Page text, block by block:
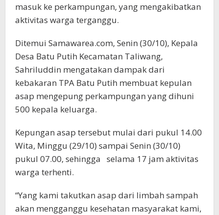
masuk ke perkampungan, yang mengakibatkan
aktivitas warga terganggu.
Ditemui Samawarea.com, Senin (30/10), Kepala
Desa Batu Putih Kecamatan Taliwang,
Sahriluddin mengatakan dampak dari
kebakaran TPA Batu Putih membuat kepulan
asap mengepung perkampungan yang dihuni
500 kepala keluarga.
Kepungan asap tersebut mulai dari pukul 14.00
Wita, Minggu (29/10) sampai Senin (30/10)
pukul 07.00, sehingga selama 17 jam aktivitas
warga terhenti.
“Yang kami takutkan asap dari limbah sampah
akan mengganggu kesehatan masyarakat kami,